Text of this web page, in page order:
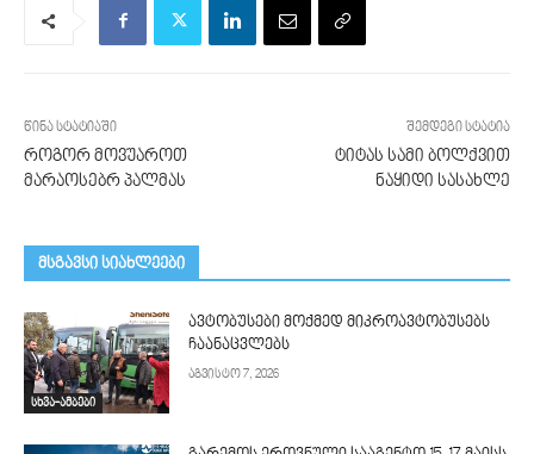
წინა სტატიაში
როგორ მოვუაროთ
მარაოსებრ პალმას
შემდეგი სტატია
ტიტას სამი ბოლქვით
ნაყიდი სასახლე
მსგავსი სიახლეები
სხვა-ამბები
ავტობუსები მოქმედ მიკროავტობუსებს
ჩაანაცვლებს
აგვისტო 7, 2026